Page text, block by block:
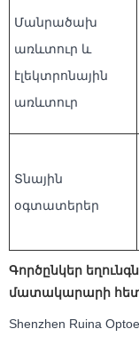
Մանրածախ
առևտուր և
էլեկտրոնային
առևտուր
Տնային
օգտատերեր
Գործընկեր
մատակարարի
Shenzhen Ruina